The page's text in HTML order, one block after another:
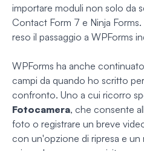
importare moduli non solo da
Contact Form 7 e Ninja
reso il passaggio a WPForms
WPForms ha anche
campi da quando ho scritto
confronto. Uno a cui ricorro
Fotocamera, che consente
foto o registrare un breve
con un'opzione di ripresa e